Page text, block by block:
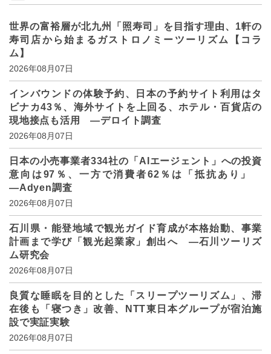
世界の富裕層が北九州「照寿司」を目指す理由、1軒の
寿司店から始まるガストロノミーツーリズム【コラ
ム】
2026年08月07日
インバウンドの体験予約、日本の予約サイト利用はタ
ビナカ43％、海外サイトを上回る、ホテル・百貨店の
現地接点も活用 ―デロイト調査
2026年08月07日
日本の小売事業者334社の「AIエージェント」への投資
意向は97％、一方で消費者62％は「抵抗あり」
―Adyen調査
2026年08月07日
石川県・能登地域で観光ガイド育成が本格始動、事業
計画まで学び「観光起業家」創出へ ―石川ツーリズ
ム研究会
2026年08月07日
良質な睡眠を目的とした「スリープツーリズム」、滞
在後も「寝つき」改善、NTT東日本グループが宿泊施
設で実証実験
2026年08月07日